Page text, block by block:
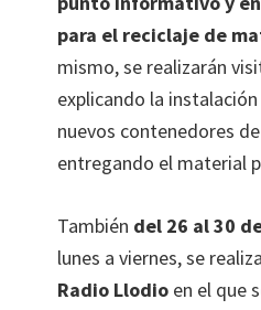
para el reciclaje de
mismo, se realizarán
explicando la
nuevos contenedores
entregando el material
También del 26 al 30
lunes a viernes, se
Radio Llodio en el que